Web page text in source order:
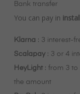
Bank transfer
You can pay in
Klarna : 3 interest-
Scalapay : 3 or 4
HeyLight: from 3 to
the amount